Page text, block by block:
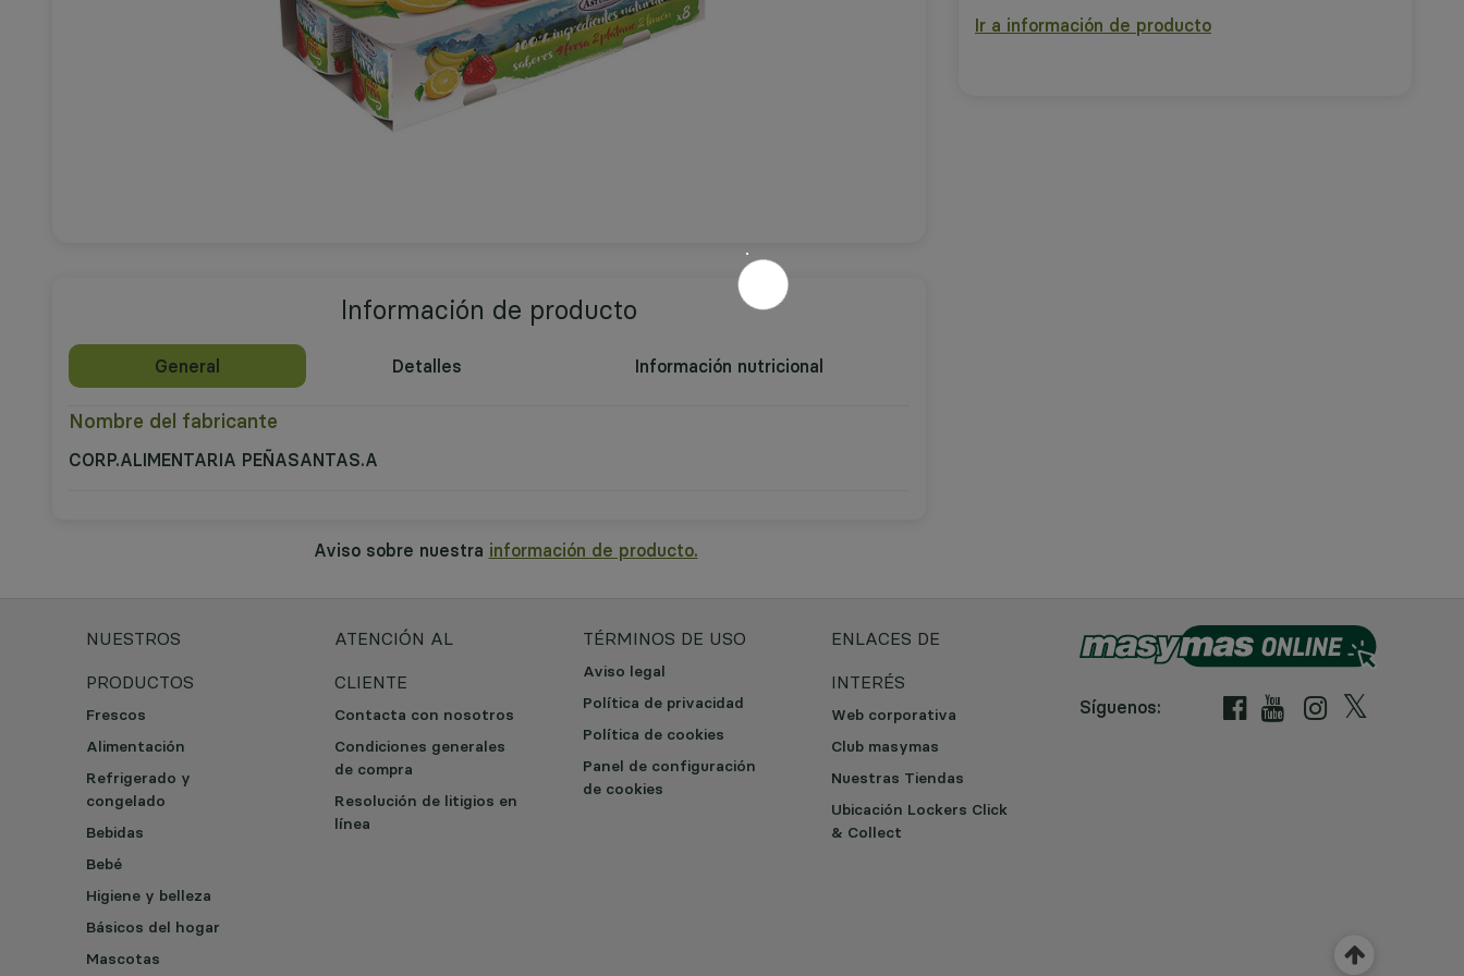
Ir a información de producto
Información de producto
General Detalles Información nutricional
Nombre del fabricante
CORP.ALIMENTARIA PEÑASANTAS.A
Aviso sobre nuestra información de producto.
NUESTROS
PRODUCTOS
Frescos
Alimentación
Refrigerado y
congelado
Bebidas
Bebé
Higiene y belleza
Básicos del hogar
Mascotas
ATENCIÓN AL
CLIENTE
Contacta con nosotros
Condiciones generales
de compra
Resolución de litigios en
línea
TÉRMINOS DE USO
Aviso legal
Política de privacidad
Política de cookies
Panel de configuración
de cookies
ENLACES DE
INTERÉS
Web corporativa
Club masymas
Nuestras Tiendas
Ubicación Lockers Click
& Collect
Síguenos: